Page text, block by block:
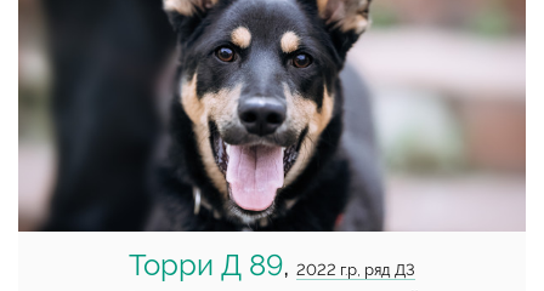
Торри Д 89, 2022 г.р, ряд Д3